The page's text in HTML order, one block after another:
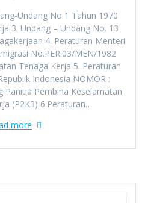
Undang No 1 Tahun 1970
3. Undang – Undang No. 13
4. Peraturan Menteri
No.PER.03/MEN/1982
Tenaga Kerja 5. Peraturan
Indonesia NOMOR :
Panitia Pembina Keselamatan
(P2K3) 6.Peraturan…
more